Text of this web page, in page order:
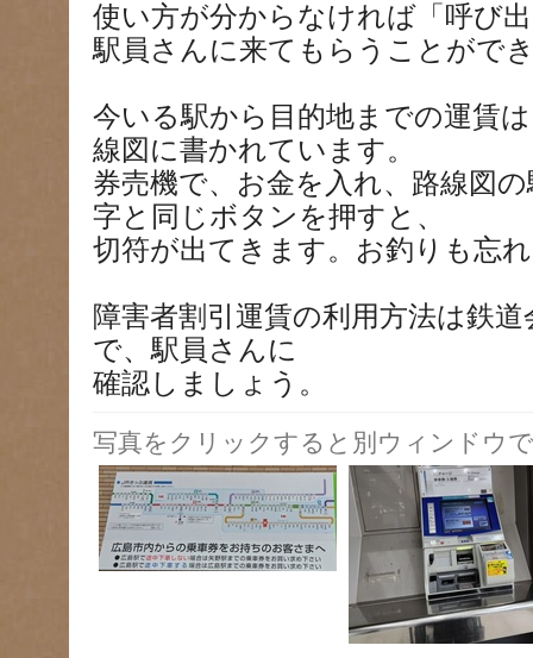
使い方が分からなければ「呼び
駅員さんに来てもらうことがで
今いる駅から目的地までの運賃
線図に書かれています。
券売機で、お金を入れ、路線図
字と同じボタンを押すと、
切符が出てきます。お釣りも忘
障害者割引運賃の利用方法は鉄
で、駅員さんに
確認しましょう。
写真をクリックすると別ウィンドウ